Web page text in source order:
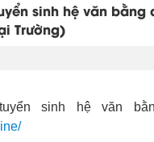
sinh hệ văn
Trường)
sinh hệ văn